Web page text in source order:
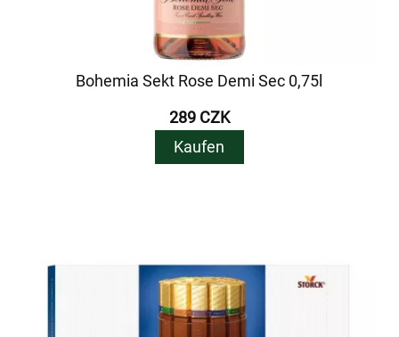
Bohemia Sekt Rose Demi Sec 0,75l
289 CZK
Kaufen